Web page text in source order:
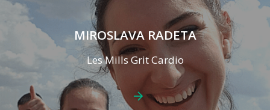
MIROSLAVA RADETA
Les Mills Grit Cardio